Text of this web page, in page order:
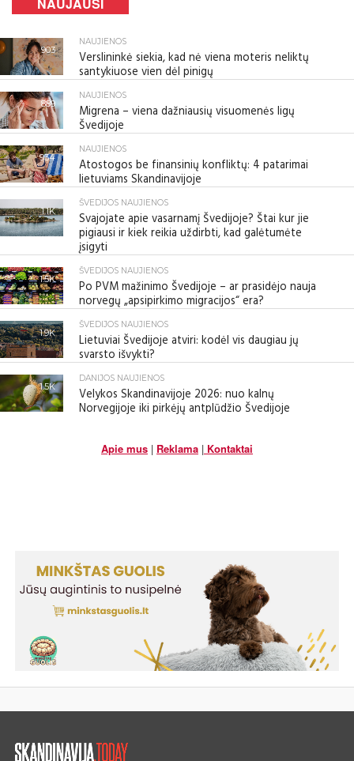
903
NAUJIENOS
Verslininkė siekia, kad nė viena moteris neliktų
santykiuose vien dėl pinigų
889
NAUJIENOS
Migrena – viena dažniausių visuomenės ligų
Švedijoje
934
NAUJIENOS
Atostogos be finansinių konfliktų: 4 patarimai
lietuviams Skandinavijoje
1.1K
ŠVEDIJOS NAUJIENOS
Svajojate apie vasarnamį Švedijoje? Štai kur jie
pigiausi ir kiek reikia uždirbti, kad galėtumėte
įsigyti
1.5K
ŠVEDIJOS NAUJIENOS
Po PVM mažinimo Švedijoje – ar prasidėjo nauja
norvegų „apsipirkimo migracijos“ era?
1.9K
ŠVEDIJOS NAUJIENOS
Lietuviai Švedijoje atviri: kodėl vis daugiau jų
svarsto išvykti?
1.5K
DANIJOS NAUJIENOS
Velykos Skandinavijoje 2026: nuo kalnų
Norvegijoje iki pirkėjų antplūdžio Švedijoje
Apie mus| Reklama| Kontaktai